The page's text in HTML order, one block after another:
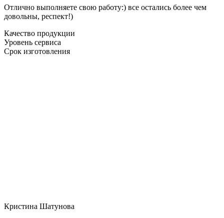
Отлично выполняете свою работу:) все остались более чем
довольны, респект!)
Качество продукции
Уровень сервиса
Срок изготовления
Кристина Шатунова